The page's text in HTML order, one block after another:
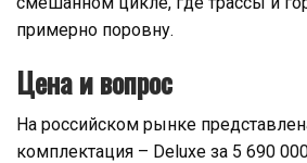
примерно поровну.
Цена и вопрос
На российском рынке
комплектация – Deluxe за 5 690